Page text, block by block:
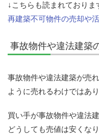
↓こちらも読まれておりま
再建築不可物件の売却や
事故物件や違法建築
事故物件や違法建築が売
ように売れるわけではあり
買い手が事故物件や違法
どうしても売値は安くなり